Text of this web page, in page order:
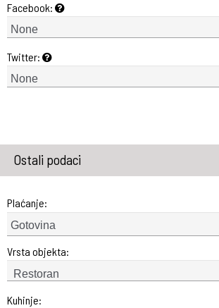
Facebook:
Twitter:
Ostali podaci
Plaćanje:
Gotovina
Vrsta objekta:
Kuhinje: